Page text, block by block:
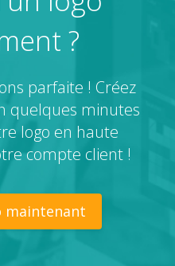
?
parfaite ! Créez
quelques minutes
logo en haute
compte client !
maintenant